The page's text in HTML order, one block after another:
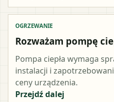
OGRZEWANIE
Rozważam pompę
Pompa ciepła wymaga
instalacji i
ceny urządzenia.
Przejdź dalej